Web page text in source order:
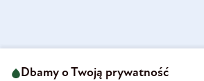
ul. Strzegomska 49
Dbamy o Twoją prywatność